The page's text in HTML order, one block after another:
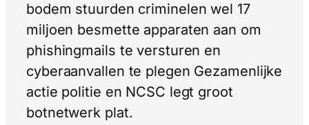
bodem stuurden criminelen wel 17
miljoen besmette apparaten aan om
phishingmails te versturen en
cyberaanvallen te plegen Gezamenlijke
actie politie en NCSC legt groot
botnetwerk plat.